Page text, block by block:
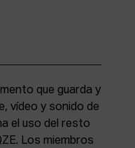
que guarda y
vídeo y sonido de
el uso del resto
Los miembros